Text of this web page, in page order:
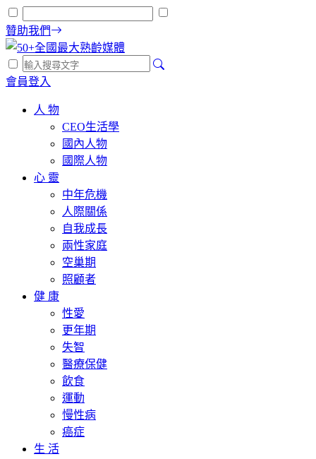
贊助我們
會員登入
人 物
CEO生活學
國內人物
國際人物
心 靈
中年危機
人際關係
自我成長
兩性家庭
空巢期
照顧者
健 康
性愛
更年期
失智
醫療保健
飲食
運動
慢性病
癌症
生 活